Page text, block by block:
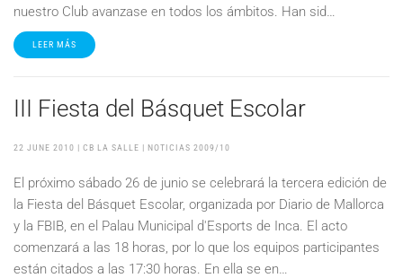
nuestro Club avanzase en todos los ámbitos. Han sid…
LEER MÁS
III Fiesta del Básquet Escolar
22 JUNE 2010 | CB LA SALLE | NOTICIAS 2009/10
El próximo sábado 26 de junio se celebrará la tercera edición de
la Fiesta del Básquet Escolar, organizada por Diario de Mallorca
y la FBIB, en el Palau Municipal d'Esports de Inca. El acto
comenzará a las 18 horas, por lo que los equipos participantes
están citados a las 17:30 horas. En ella se en…